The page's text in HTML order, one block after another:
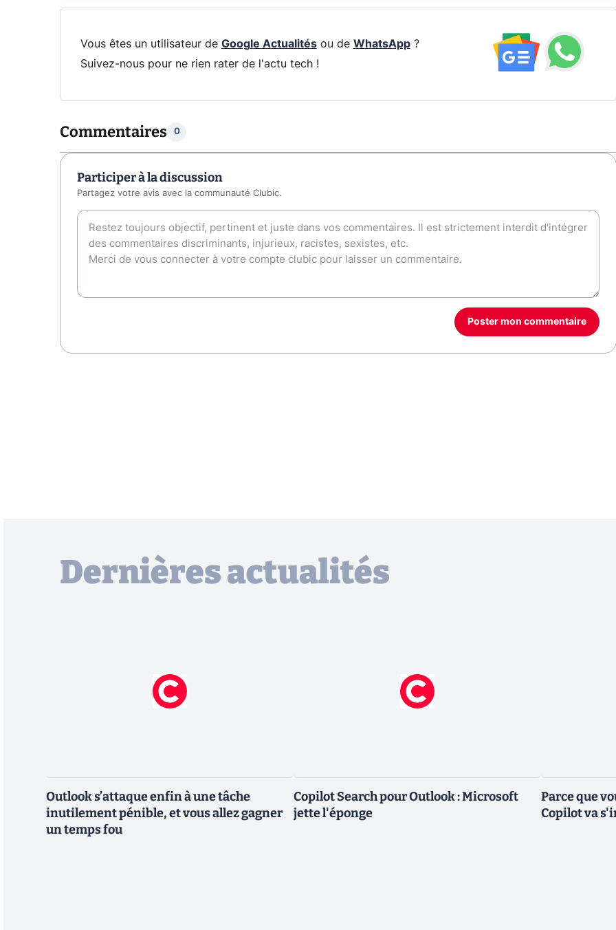
Vous êtes un utilisateur de Google Actualitésou de WhatsApp?
Suivez-nous pour ne rien rater de l'actu tech !
Commentaires 0
Participer à la discussion
Partagez votre avis avec la communauté Clubic.
Poster mon commentaire
Dernières actualités
Outlook s’attaque enfin à une tâche
inutilement pénible, et vous allez gagner
un temps fou
Copilot Search pour Outlook : Microsoft
jette l'éponge
Parce que
Copilot va